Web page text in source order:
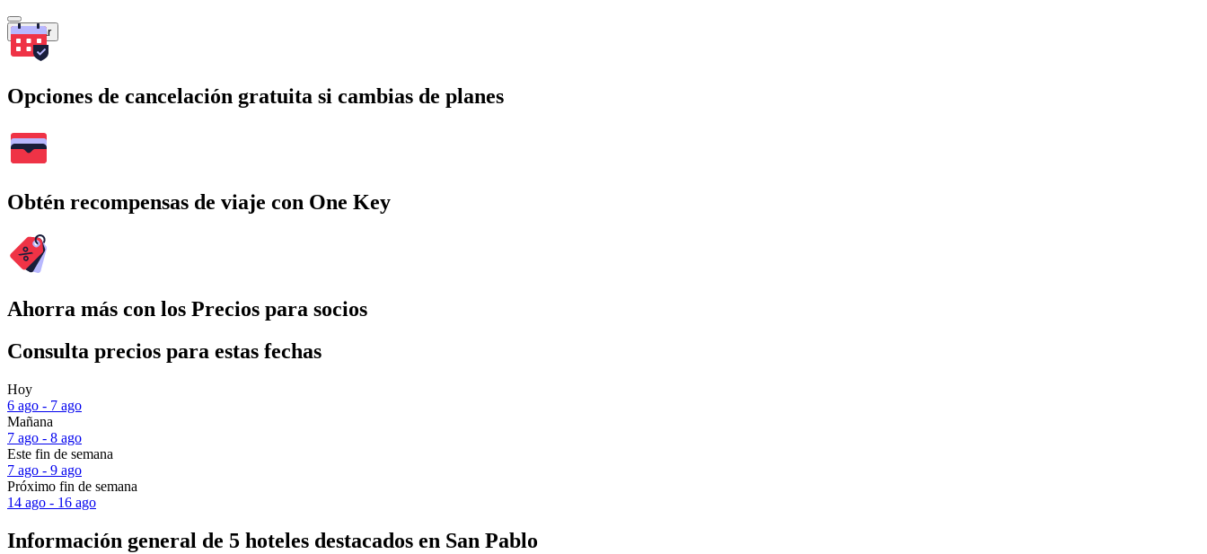
Buscar
Opciones de cancelación gratuita si cambias de planes
Obtén recompensas de viaje con One Key
Ahorra más con los Precios para socios
Consulta precios para estas fechas
Hoy
6 ago - 7 ago
Mañana
7 ago - 8 ago
Este fin de semana
7 ago - 9 ago
Próximo fin de semana
14 ago - 16 ago
Información general de 5 hoteles destacados en San Pablo